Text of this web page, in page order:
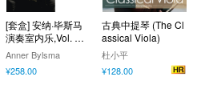
[套盒] 安纳·毕斯马
演奏室内乐,Vol. 1
(9 Discs)
Anner Bylsma
¥258.00
古典中提琴 (The Cl
assical Viola)
杜小平
¥128.00